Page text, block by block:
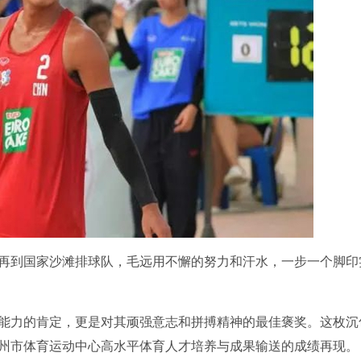
家沙滩排球队，毛远用不懈的努力和汗水，一步一个脚印
肯定，更是对其顽强意志和拼搏精神的最佳褒奖。这枚沉
体育运动中心高水平体育人才培养与成果输送的成绩再现。